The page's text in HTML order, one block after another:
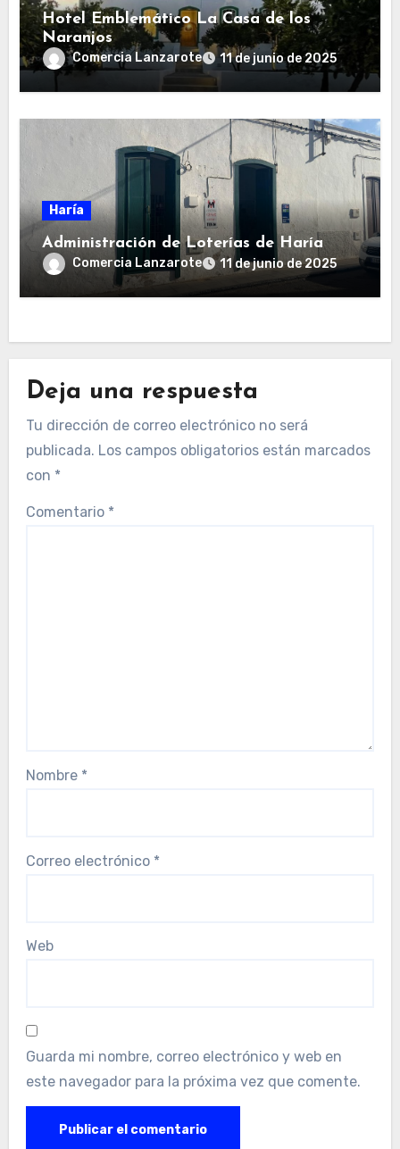
Hotel Emblemático La Casa de los
Naranjos
Comercia Lanzarote 11 de junio de 2025
Haría
Administración de Loterías de Haría
Comercia Lanzarote 11 de junio de 2025
Deja una respuesta
Tu dirección de correo electrónico no será
publicada. Los campos obligatorios están marcados
con *
Comentario *
Nombre *
Correo electrónico *
Web
Guarda mi nombre, correo electrónico y web en
este navegador para la próxima vez que comente.